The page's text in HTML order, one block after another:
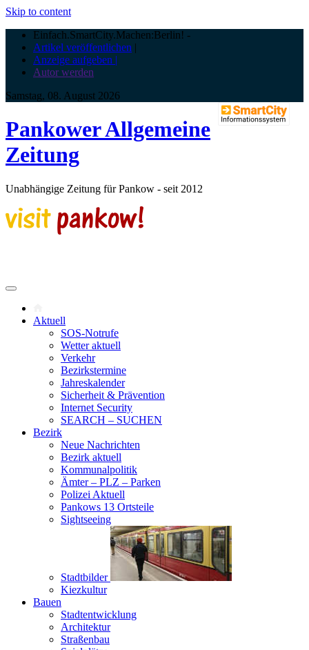
Skip to content
Einfach.SmartCity.Machen:Berlin! -
Artikel veröffentlichen |
Anzeige aufgeben |
Autor werden
Samstag, 08. August 2026
Pankower Allgemeine
Zeitung
Unabhängige Zeitung für Pankow - seit 2012
Aktuell
SOS-Notrufe
Wetter aktuell
Verkehr
Bezirkstermine
Jahreskalender
Sicherheit & Prävention
Internet Security
SEARCH – SUCHEN
Bezirk
Neue Nachrichten
Bezirk aktuell
Kommunalpolitik
Ämter – PLZ – Parken
Polizei Aktuell
Pankows 13 Ortsteile
Sightseeing
Stadtbilder
Kiezkultur
Bauen
Stadtentwicklung
Architektur
Straßenbau